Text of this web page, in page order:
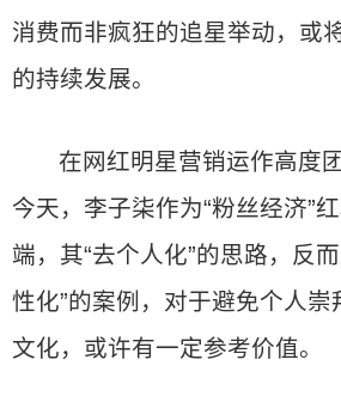
消费而非疯狂的追星举动，或
的持续发展。
在网红明星营销运作高度
今天，李子柒作为“粉丝经济”
端，其“去个人化”的思路，反
性化”的案例，对于避免个人崇
文化，或许有一定参考价值。